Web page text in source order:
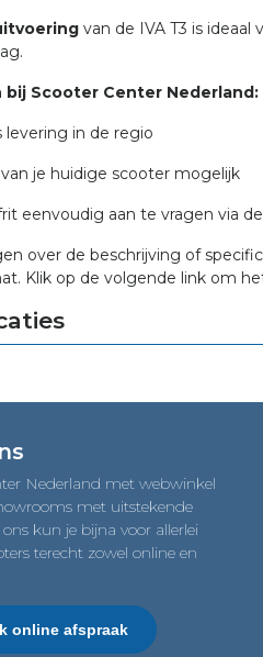
van de IVA T3 is
bij Scooter Center Nederland:
levering in de regio
je huidige scooter mogelijk
eenvoudig aan te vragen via
over de beschrijving of
Klik op de volgende link om
Nederland met webwinkel
met uitstekende
kun je bijna voor allerlei
terecht zowel online en
online afspraak